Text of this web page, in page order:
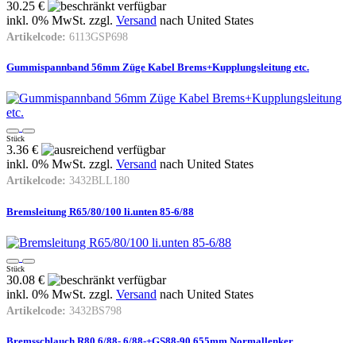
30.25 €
inkl. 0% MwSt. zzgl. Versand nach United States
Artikelcode: 6113GSP698
Gummispannband 56mm Züge Kabel Brems+Kupplungsleitung etc.
Stück
3.36 €
inkl. 0% MwSt. zzgl. Versand nach United States
Artikelcode: 3432BLL180
Bremsleitung R65/80/100 li.unten 85-6/88
Stück
30.08 €
inkl. 0% MwSt. zzgl. Versand nach United States
Artikelcode: 3432BS798